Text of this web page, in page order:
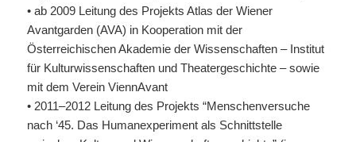
• ab 2009 Leitung des Projekts Atlas der Wiener
Avantgarden (AVA) in Kooperation mit der
Österreichischen Akademie der Wissenschaften – Institut
für Kulturwissenschaften und Theatergeschichte – sowie
mit dem Verein ViennAvant
• 2011–2012 Leitung des Projekts “Menschenversuche
nach ‘45. Das Humanexperiment als Schnittstelle